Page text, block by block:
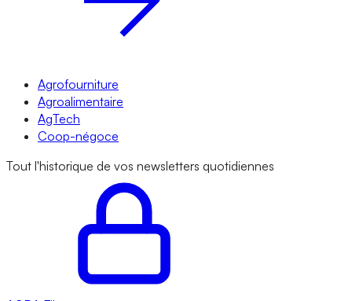
Agrofourniture
Agroalimentaire
AgTech
Coop-négoce
Tout l'historique de vos newsletters quotidiennes